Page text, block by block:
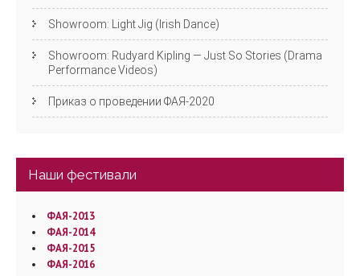
Showroom: Light Jig (Irish Dance)
Showroom: Rudyard Kipling — Just So Stories (Drama
Performance Videos)
Приказ о проведении ФАЯ-2020
Наши фестивали
ФАЯ-2013
ФАЯ-2014
ФАЯ-2015
ФАЯ-2016